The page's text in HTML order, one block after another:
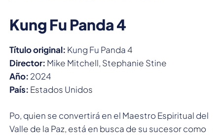
Kung Fu Panda 4
Título original: Kung Fu Panda 4
Director: Mike Mitchell, Stephanie Stine
Año: 2024
País: Estados Unidos
Po, quien se convertirá en el Maestro Espiritual del
Valle de la Paz, está en busca de su sucesor como